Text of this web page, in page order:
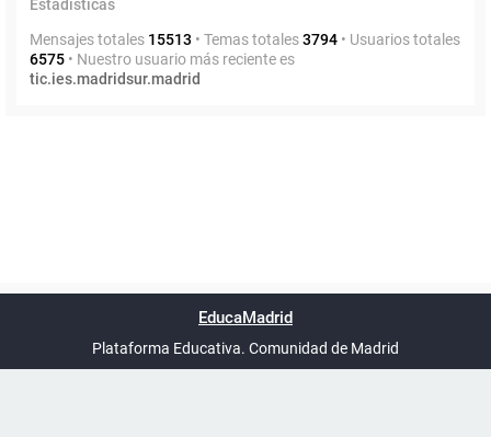
Estadísticas
Mensajes totales 15513 • Temas totales3794 • Usuarios totales
6575 • Nuestro usuario más reciente es
tic.ies.madridsur.madrid
UTC+02:00
phpBB España
EducaMadrid
Plataforma Educativa. Comunidad de Madrid